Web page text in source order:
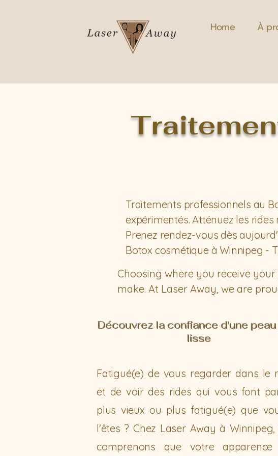
Home À
Traitements professionnels au
expérimentés. Atténuez les
Prenez rendez-vous dès
Botox cosmétique à Winnipeg -
Choosing where you receive
make. At Laser Away, we are
and aesthetic artistry. Led by
every patient receives a
looking results. We go beyond
look as vibrant as you feel.
above all else.
Découvrez la confiance d'une
lisse
Fatigué(e) de vous regarder dans le
et de voir des rides qui vous font
plus vieux ou plus fatigué(e) que
l'êtes ? Chez Laser Away à
comprenons que votre apparence